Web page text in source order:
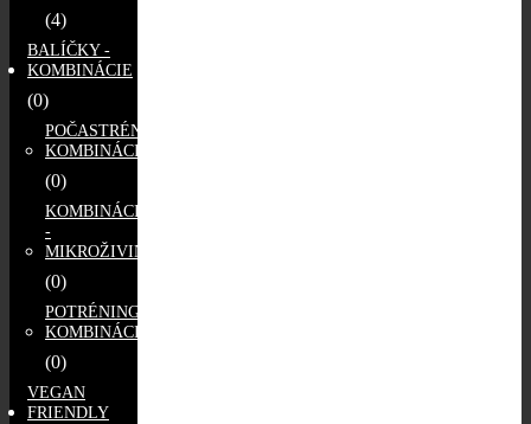
(4)
BALÍČKY -
KOMBINÁCIE
(0)
POČASTRÉNINGOVÉ
KOMBINÁCIE
(0)
KOMBINÁCIE
-
MIKROŽIVINY
(0)
POTRÉNINGOVÉ
KOMBINÁCIE
(0)
VEGAN
FRIENDLY